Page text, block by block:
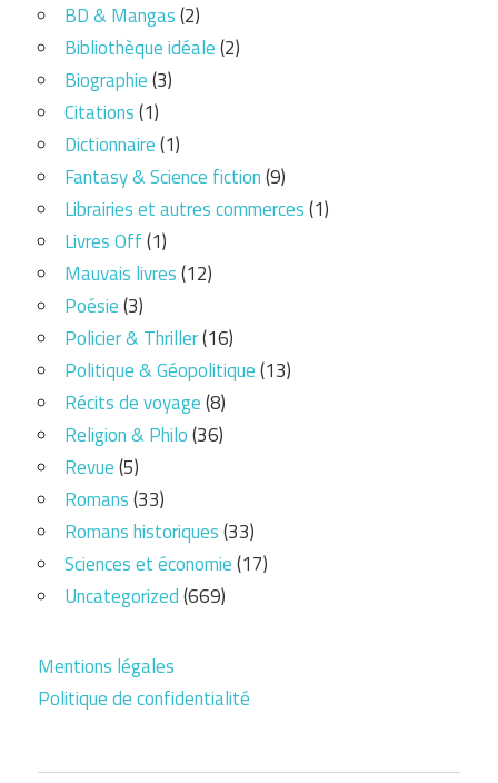
BD & Mangas(2)
Bibliothèque idéale(2)
Biographie(3)
Citations(1)
Dictionnaire(1)
Fantasy & Science fiction(9)
Librairies et autres commerces(1)
Livres Off(1)
Mauvais livres(12)
Poésie(3)
Policier & Thriller(16)
Politique & Géopolitique(13)
Récits de voyage(8)
Religion & Philo(36)
Revue(5)
Romans(33)
Romans historiques(33)
Sciences et économie(17)
Uncategorized(669)
Mentions légales
Politique de confidentialité